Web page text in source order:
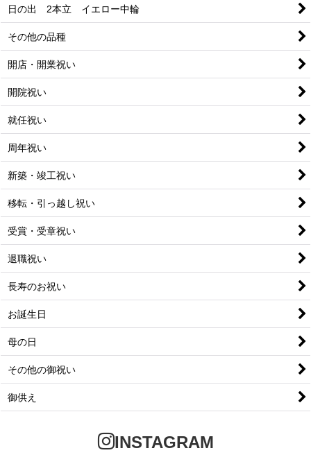
日の出 2本立 イエロー中輪
その他の品種
開店・開業祝い
開院祝い
就任祝い
周年祝い
新築・竣工祝い
移転・引っ越し祝い
受賞・受章祝い
退職祝い
長寿のお祝い
お誕生日
母の日
その他の御祝い
御供え
INSTAGRAM